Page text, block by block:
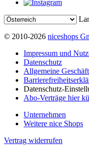
© 2010-2026 niceshops
Impressum und
Datenschutz
Allgemeine
Datenschutz-
Abo-Verträge hier
Unternehmen
Weitere nice Shops
Vertrag widerrufen